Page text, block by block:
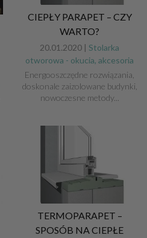
CIEPŁY PARAPET – CZY
WARTO?
20.01.2020 | Stolarka
otworowa - okucia, akcesoria
Energooszczędne rozwiązania,
doskonale zaizolowane budynki,
nowoczesne metody...
TERMOPARAPET –
SPOSÓB NA CIEPŁE